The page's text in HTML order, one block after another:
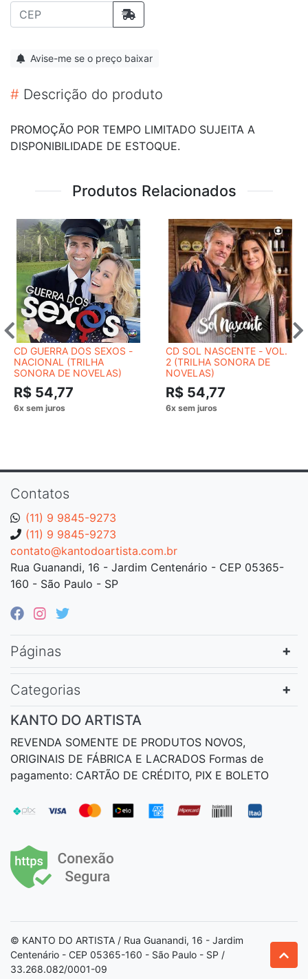
Avise-me se o preço baixar
# Descrição do produto
PROMOÇÃO POR TEMPO LIMITADO SUJEITA A
DISPONIBILIDADE DE ESTOQUE.
Produtos Relacionados
CD GUERRA DOS SEXOS -
NACIONAL (TRILHA
SONORA DE NOVELAS)
R$ 54,77
CD SOL NASCENTE - VOL.
2 (TRILHA SONORA DE
NOVELAS)
R$ 54,77
Contatos
(11) 9 9845-9273
(11) 9 9845-9273
contato@kantodoartista.com.br
Rua Guanandi, 16 - Jardim Centenário - CEP 05365-
160 - São Paulo - SP
Páginas
Categorias
KANTO DO ARTISTA
REVENDA SOMENTE DE PRODUTOS NOVOS,
ORIGINAIS DE FÁBRICA E LACRADOS Formas de
pagamento: CARTÃO DE CRÉDITO, PIX E BOLETO
© KANTO DO ARTISTA / Rua Guanandi, 16 - Jardim
Centenário - CEP 05365-160 - São Paulo - SP /
33.268.082/0001-09